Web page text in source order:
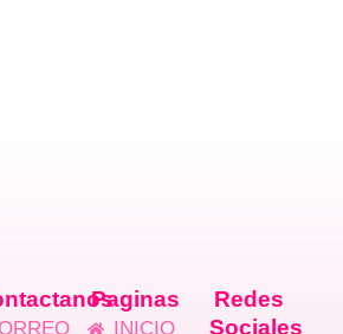
Paginas
INICIO
Redes
Sociales